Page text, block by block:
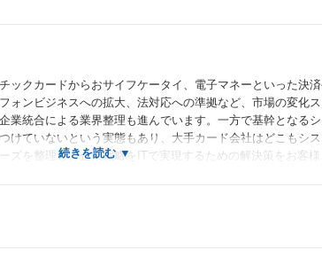
ックカードからおサイフケータイ、電子マネーといった決
ォンビジネスへの拡大、法対応への準拠など、市場の変化
業統合による業界整理も進んでいます。一方で基幹となる
けていないという実態もあり、大手カード会社はどこもシ
ズを整理し、企業戦略をITで実現するための解決策をお客